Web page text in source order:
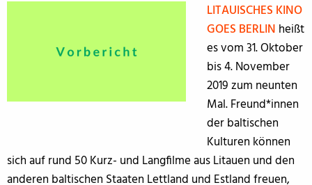
LITAUISCHES KINO
GOES BERLIN heißt
es vom 31. Oktober
bis 4. November
2019 zum neunten
Mal. Freund*innen
der baltischen
Kulturen können
sich auf rund 50 Kurz- und Langfilme aus Litauen und den
anderen baltischen Staaten Lettland und Estland freuen,